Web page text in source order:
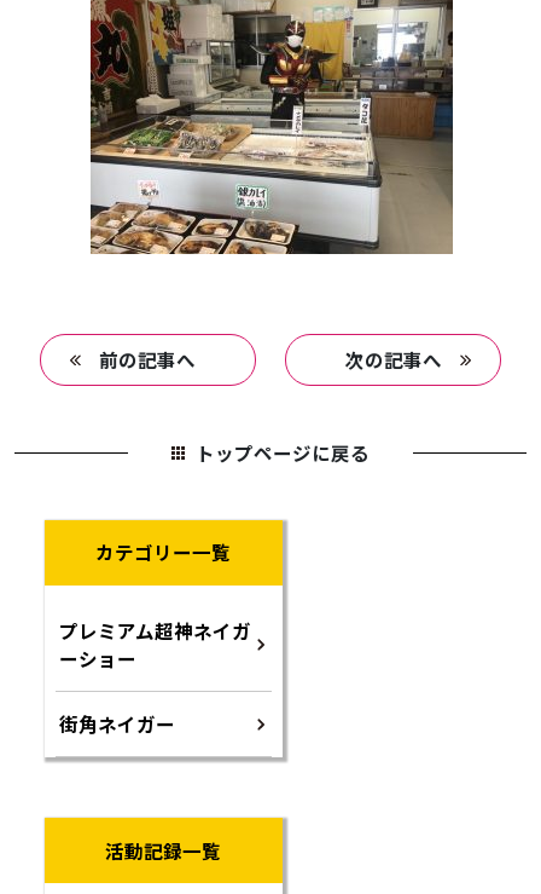
カテゴリー一覧
プレミアム超神ネイガ
ーショー
街角ネイガー
活動記録一覧
前の記事へ 次の記事へ
トップページに戻る